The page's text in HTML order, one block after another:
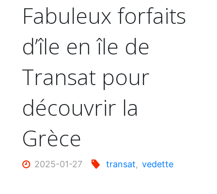
Fabuleux forfaits
d’île en île de
Transat pour
découvrir la
Grèce
2025-01-27 transat, vedette